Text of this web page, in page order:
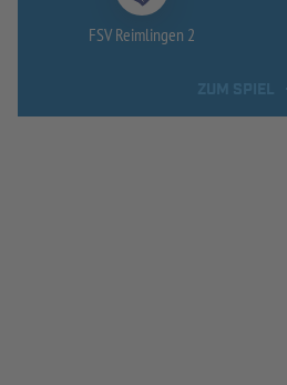
FSV Reimlingen 2